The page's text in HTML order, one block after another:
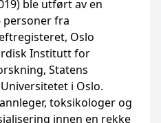
ble utført av en
personer fra
Oslo
Institutt for
Statens
i Oslo.
toksikologer og
innen en rekke